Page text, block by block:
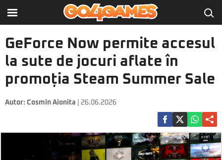
GeForce Now permite accesul
la sute de jocuri aflate în
promoția Steam Summer Sale
Autor: Cosmin Aionita | 26.06.2026